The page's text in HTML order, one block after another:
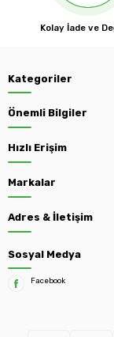
Kolay İade ve
Kategoriler
Önemli Bilgiler
Hızlı Erişim
Markalar
Adres & İletişim
Sosyal Medya
Facebook